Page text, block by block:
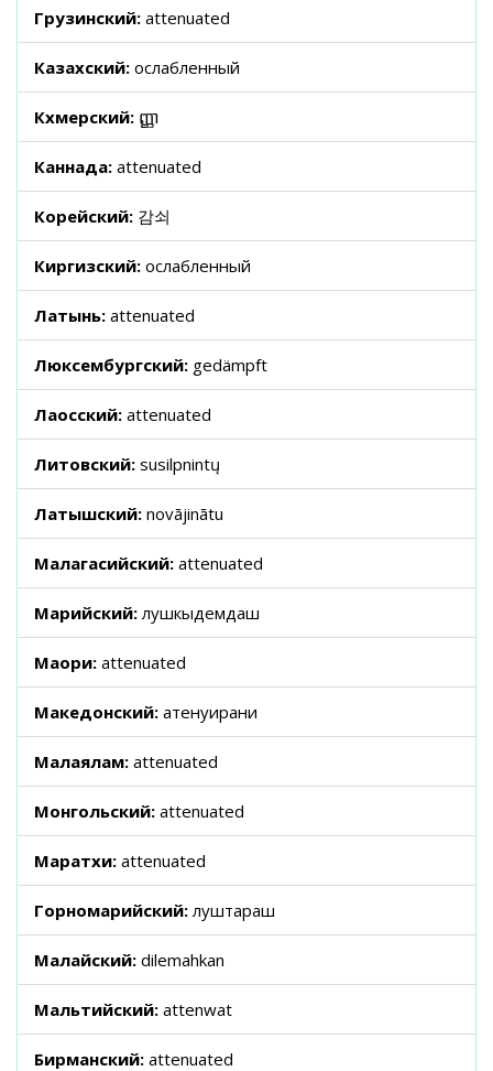
Грузинский: attenuated
Казахский: ослабленный
Кхмерский: ញ្ញា
Каннада: attenuated
Корейский: 감쇠
Киргизский: ослабленный
Латынь: attenuated
Люксембургский: gedämpft
Лаосский: attenuated
Литовский: susilpnintų
Латышский: novājinātu
Малагасийский: attenuated
Марийский:лушкыдемдаш
Маори: attenuated
Македонский: атенуирани
Малаялам: attenuated
Монгольский: attenuated
Маратхи: attenuated
Горномарийский:луштараш
Малайский: dilemahkan
Мальтийский: attenwat
Бирманский: attenuated